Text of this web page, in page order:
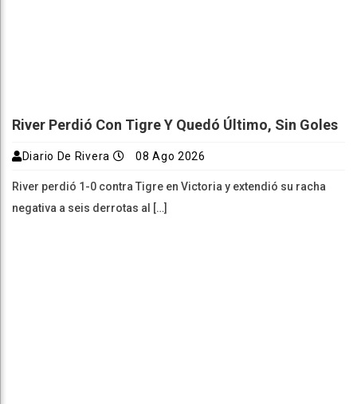
River Perdió Con Tigre Y Quedó Último, Sin Goles
Diario De Rivera 08 Ago 2026
River perdió 1-0 contra Tigre en Victoria y extendió su racha
negativa a seis derrotas al […]